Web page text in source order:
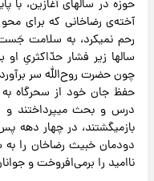
حوزه در سالهای آغازین، با
آخته‌ی رضاخانی که برای محو
رحم نمیکرد، به سلامت
سالها زیر فشار حدّاکثریِ او
چون حضرت روح‌الله سر
حفظ جان خود از سحرگاه به
درس و بحث میپرداختند و
بازمیگشتند، در چهار دهه پس
دودمان خبیث رضاخان را به
ناامید را برمی‌افروخت و